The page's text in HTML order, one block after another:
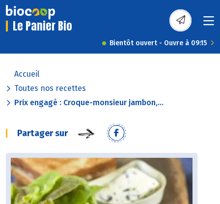
Le Panier Bio
Bientôt ouvert - Ouvre à 09:15
Accueil
Toutes nos recettes
Prix engagé : Croque-monsieur jambon,...
Partager sur